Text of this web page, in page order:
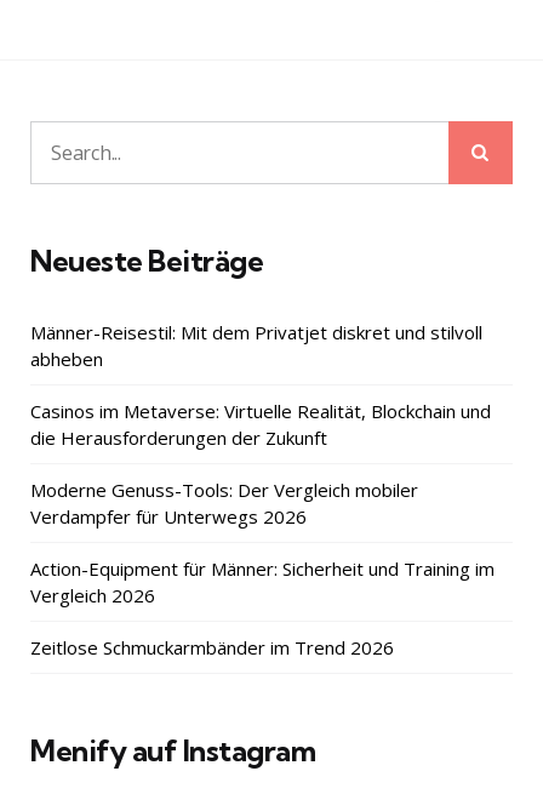
Search
for:
Neueste Beiträge
Männer-Reisestil: Mit dem Privatjet diskret und stilvoll
abheben
Casinos im Metaverse: Virtuelle Realität, Blockchain und
die Herausforderungen der Zukunft
Moderne Genuss-Tools: Der Vergleich mobiler
Verdampfer für Unterwegs 2026
Action-Equipment für Männer: Sicherheit und Training im
Vergleich 2026
Zeitlose Schmuckarmbänder im Trend 2026
Menify auf Instagram